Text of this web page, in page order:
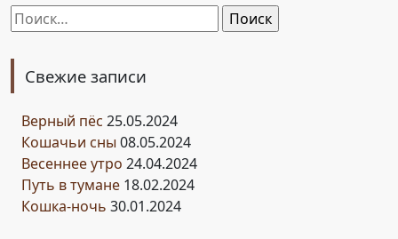
Найти:
Свежие записи
Верный пёс 25.05.2024
Кошачьи сны 08.05.2024
Весеннее утро 24.04.2024
Путь в тумане 18.02.2024
Кошка-ночь 30.01.2024